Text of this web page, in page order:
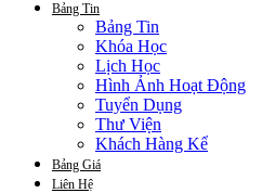
Bảng Tin
Bảng Tin
Khóa Học
Lịch Học
Hình Ảnh Hoạt Động
Tuyển Dụng
Thư Viện
Khách Hàng Kể
Bảng Giá
Liên Hệ